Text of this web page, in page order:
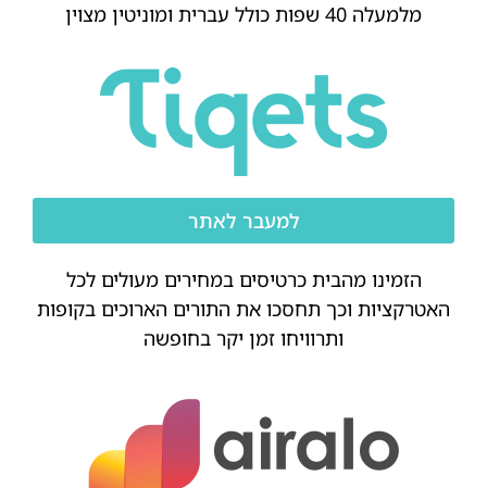
מלמעלה 40 שפות כולל עברית ומוניטין מצוין
למעבר לאתר
הזמינו מהבית כרטיסים במחירים מעולים לכל
האטרקציות וכך תחסכו את התורים הארוכים בקופות
ותרוויחו זמן יקר בחופשה